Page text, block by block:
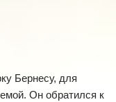
Бернесу, для
Он обратился к